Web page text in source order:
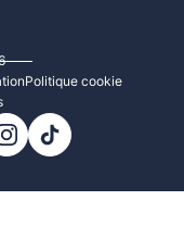
Politique cookie